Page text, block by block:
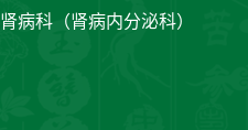
肾病科（肾病内分泌科）